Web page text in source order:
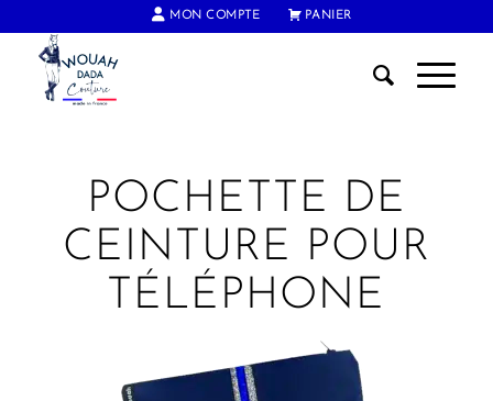
MON COMPTE PANIER
POCHETTE DE
CEINTURE POUR
TÉLÉPHONE